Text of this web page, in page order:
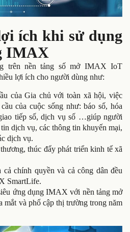
ích khi sử dụng
IMAX
trên nền tảng số mở IMAX IoT
lợi ích cho người dùng như:
của Gia chủ với toàn xã hội, việc
của cuộc sống như:báo số, hóa
tiếp số, dịch vụ số …giúp người
dịch vụ, các thông tin khuyến mại,
dịch vụ.
thúc đẩy phát triển kinh tế xã
chính quyền và cả công dân đều
SmartLife.
ứng dụng IMAX với nền tảng mở
mắt và phổ cập thị trường trong năm